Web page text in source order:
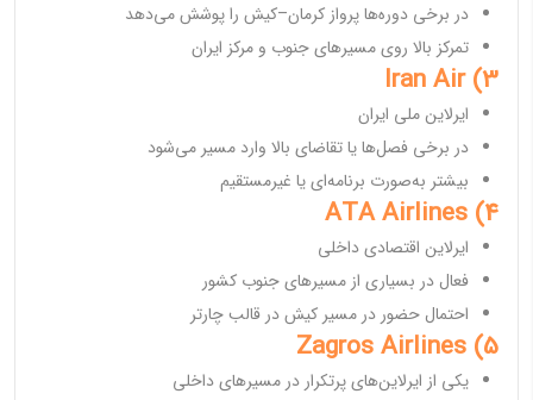
در برخی دوره‌ها پرواز کرمان–کیش را پوشش می‌دهد
تمرکز بالا روی مسیرهای جنوب و مرکز ایران
3) Iran Air
ایرلاین ملی ایران
در برخی فصل‌ها یا تقاضای بالا وارد مسیر می‌شود
بیشتر به‌صورت برنامه‌ای یا غیرمستقیم
4) ATA Airlines
ایرلاین اقتصادی داخلی
فعال در بسیاری از مسیرهای جنوب کشور
احتمال حضور در مسیر کیش در قالب چارتر
5) Zagros Airlines
یکی از ایرلاین‌های پرتکرار در مسیرهای داخلی